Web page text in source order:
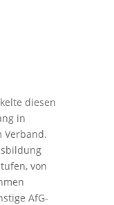
diesen
in
Verband.
von
AfG-